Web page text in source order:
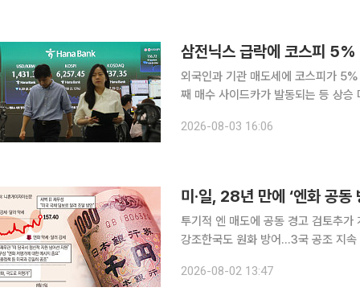
삼전닉스 급락에 코스피
외국인과 기관 매도세에 코스피가
째 매수 사이드카가 발동되는 등 상승 마감해 양
일인 지난달 31일
2026-08-03 16:06
미·일, 28년 만에 ‘엔화 공
투기적 엔 매도에 공동 경고 검토추
강조한국도 원화 방어…3국 공조 지속 주목 미국이 1998년 이후 28년 만에 일본과
가능성이 제기됐다. 한국도 지난주 일
2026-08-02 13:47